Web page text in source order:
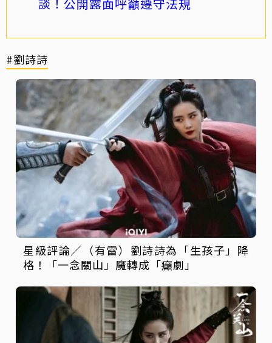
#劉詩詩
星級評論／（有雷）劉詩詩為「生孩子」降
格！「一念關山」魔轉成「癲劇」